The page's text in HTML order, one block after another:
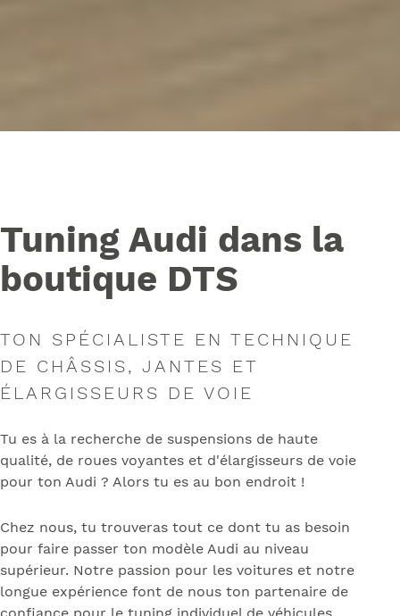
Tuning Audi dans la
boutique DTS
TON SPÉCIALISTE EN TECHNIQUE
DE CHÂSSIS, JANTES ET
ÉLARGISSEURS DE VOIE
Tu es à la recherche de suspensions de haute
qualité, de roues voyantes et d'élargisseurs de voie
pour ton Audi ? Alors tu es au bon endroit !
Chez nous, tu trouveras tout ce dont tu as besoin
pour faire passer ton modèle Audi au niveau
supérieur. Notre passion pour les voitures et notre
longue expérience font de nous ton partenaire de